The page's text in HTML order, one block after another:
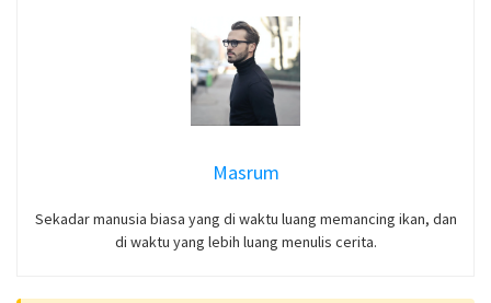
Masrum
Sekadar manusia biasa yang di waktu luang memancing ikan, dan
di waktu yang lebih luang menulis cerita.